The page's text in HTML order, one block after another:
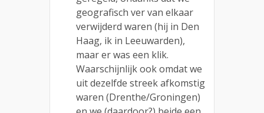
geografisch ver van elkaar
verwijderd waren (hij in Den
Haag, ik in Leeuwarden),
maar er was een klik.
Waarschijnlijk ook omdat we
uit dezelfde streek afkomstig
waren (Drenthe/Groningen)